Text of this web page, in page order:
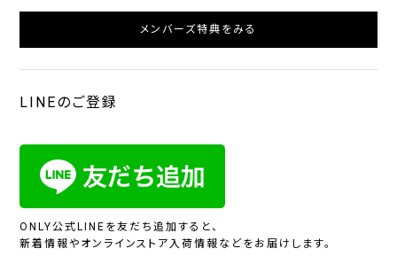
メンバーズ特典をみる
LINEのご登録
ONLY公式LINEを友だち追加すると、
新着情報やオンラインストア入荷情報などをお届けします。